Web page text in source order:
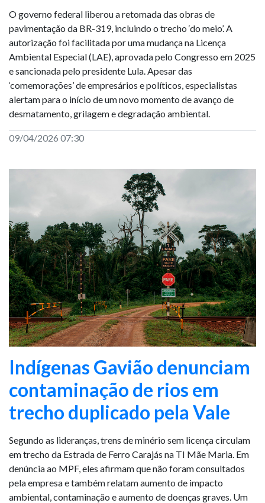
O governo federal liberou a retomada das obras de
pavimentação da BR-319, incluindo o trecho ‘do meio’. A
autorização foi facilitada por uma mudança na Licença
Ambiental Especial (LAE), aprovada pelo Congresso em 2025
e sancionada pelo presidente Lula. Apesar das
‘comemorações’ de empresários e políticos, especialistas
alertam para o início de um novo momento de avanço de
desmatamento, grilagem e degradação ambiental.
09/04/2026 07:30
Indígenas Gavião denunciam
contaminação de rios em
trecho duplicado pela Vale
Segundo as lideranças, trens de minério sem licença circulam
em trecho da Estrada de Ferro Carajás na TI Mãe Maria. Em
denúncia ao MPF, eles afirmam que não foram consultados
pela empresa e também relatam aumento de impacto
ambiental, contaminação e aumento de doenças graves. Um